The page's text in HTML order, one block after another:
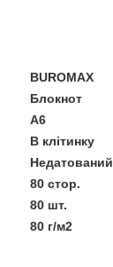
BUROMAX
Блокнот
A6
В клітинку
Недатований
80 стор.
80 шт.
80 г/м2